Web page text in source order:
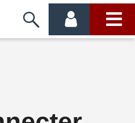
Préférences
d'accessibilité
Passer
menu
menu